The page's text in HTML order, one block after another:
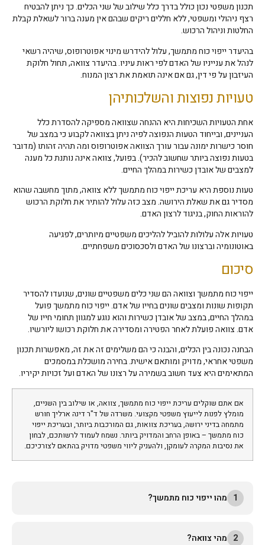
תכנון משפטי נכון כולל בדרך כלל שילוב של שני הכלים. כך ניתן להבטיח
רצף ניהולי ומשפטי, ללא חללים ריקים שבהם אין מענה ברור לשאלת קבלת
החלטות וניהול הרכוש.
בהיעדר ייפוי כוח מתמשך, עלול להידרש מינוי אפוטרופוס, שיהיה רשאי
לנהל את ענייניו של האדם לפי ראות עיניו. בהיעדר צוואה, תחול חלוקת
העיזבון על פי דין, גם אם אינה תואמת את רצון המנוח.
טעויות נפוצות והשלכותיהן
אחת הטעויות השכיחות היא ההנחה שצוואה מספיקה להסדרת כלל
העניינים, ובייחוד הטעות הנפוצה לפיה ניתן בצוואה לקבוע כי במצב של
חוסר כישרות ימונה עבור עורך הצוואה אפוטרופוס ומה תהיה זהותו (מדובר
בטעות נפוצה ביותר שחשוב להכיר). בפועל, צוואה אינה נותנת כל מענה
למצבים של אובדן כשירות במהלך החיים.
טעות נוספת היא עריכת ייפוי כוח מתמשך ללא צוואה, מתוך מחשבה שהוא
מסדיר גם את שאלת הירושה. מצב כזה עלול להותיר את חלוקת הרכוש
להוראות החוק, בניגוד לרצון האדם.
טעויות אלה עלולות להוביל להליכים משפטיים מיותרים, לפגיעה
באוטונומיה וברצונו של האדם ולסכסוכים משפחתיים.
סיכום
ייפוי כוח מתמשך וצוואה הם שני כלים משפטיים שונים, שנועדו להסדיר
תקופות שונות ומצבים שונים בחייו של אדם. ייפוי כוח מתמשך פועל
במהלך החיים, במצב של אובדן כשירות והוא נוגע למגוון תחומי חייו של
אדם. צוואה פועלת לאחר הפטירה ומסדירה את חלוקת רכושו ליורשיו.
הבחנה נכונה בין הכלים, והבנה כי הם משלימים זה את זה, מאפשרות תכנון
משפטי אחראי, מדויק ומותאם אישית. בחירה מושכלת במסמכים
המתאימים היא צעד חשוב בשמירה על רצונו של האדם ועל זכויות יקיריו.
אם אתם שוקלים עריכת ייפוי כוח מתמשך, צוואה, או שילוב בין השניים,
מומלץ לפנות לייעוץ משפטי מקצועי. משרדה של ד"ר דינה ארליך חורש
מתמחה בדיני ירושה, בעריכת צוואות, גם המורכבות ביותר, ובעריכת ייפוי
כוח מתמשך – באופן הרחב והמדויק ביותר. נשמח לעמוד לרשותכם, לבחון
את נסיבות המקרה לעומקן, ולהעניק ליווי משפטי מדויק בהתאם לצורכיכם.
1 מהו ייפוי כוח מתמשך?
2 מהי צוואה?